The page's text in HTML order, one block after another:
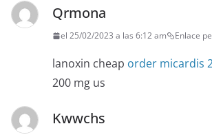
Qrmona
el 25/02/2023 a las 6:12 am Enlace
lanoxin cheap order micardis
200 mg us
Kwwchs